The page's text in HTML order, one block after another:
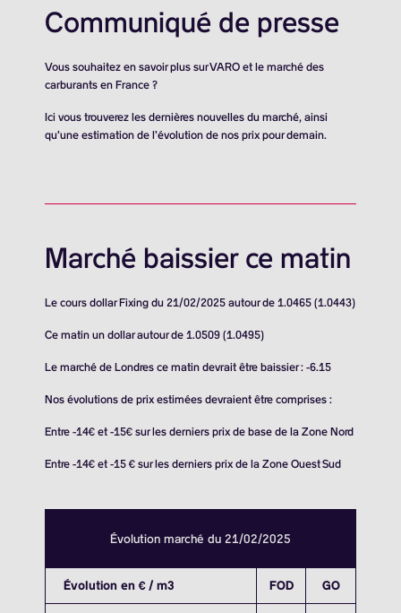
Communiqué de presse
Vous souhaitez en savoir plus sur VARO et le marché des
carburants en France ?
Ici vous trouverez les dernières nouvelles du marché, ainsi
qu’une estimation de l’évolution de nos prix pour demain.
Marché baissier ce matin
Le cours dollar Fixing du 21/02/2025 autour de 1.0465 (1.0443)
Ce matin un dollar autour de 1.0509 (1.0495)
Le marché de Londres ce matin devrait être baissier : -6.15
Nos évolutions de prix estimées devraient être comprises :
Entre -14€ et -15€ sur les derniers prix de base de la Zone Nord
Entre -14€ et -15 € sur les derniers prix de la Zone Ouest Sud
Évolution marché du 21/02/2025
Évolution en € / m3 FOD GO